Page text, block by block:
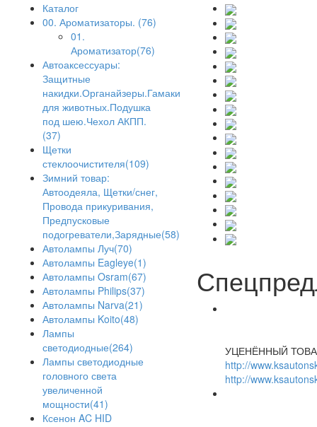
Каталог
00. Ароматизаторы. (76)
01.
Ароматизатор(76)
Автоаксессуары:
Защитные
накидки.Органайзеры.Гамаки
для животных.Подушка
под шею.Чехол АКПП.
(37)
Щетки
стеклоочистителя(109)
Зимний товар:
Автоодеяла, Щетки/снег,
Провода прикуривания,
Предпусковые
подогреватели,Зарядные(58)
Автолампы Луч(70)
Автолампы Eagleye(1)
Автолампы Osram(67)
Автолампы Philips(37)
Автолампы Narva(21)
Автолампы Koito(48)
Лампы
светодиодные(264)
Лампы светодиодные
головного света
увеличенной
мощности(41)
Ксенон AC HID
УЦЕНЁННЫЙ
http://
http://